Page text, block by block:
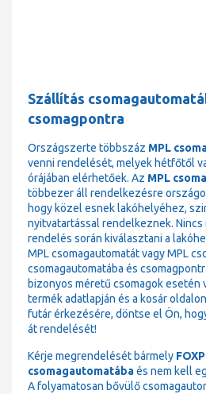
Szállítás
csomagpontra
Országszerte többszáz MPL
venni rendelését, melyek hétfőtől
órájában elérhetőek. Az MPL
többezer áll rendelkezésre
hogy közel esnek lakóhelyéhez,
nyitvatartással rendelkeznek. Nincs
rendelés során kiválasztani a
MPL csomagautomatát vagy MPL
csomagautomatába és
bizonyos méretű csomagok esetén
termék adatlapján és a kosár
futár érkezésére, döntse el Ön,
át rendelését!
Kérje megrendelését bármely
csomagautomatábaés nem kell
A folyamatosan bővülő